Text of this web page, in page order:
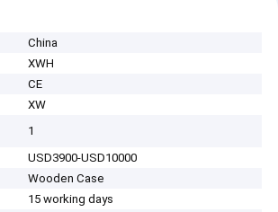
China
XWH
CE
XW
1
USD3900-USD10000
Wooden Case
15 working days